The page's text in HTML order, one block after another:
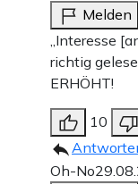
Melden
„Interesse
richtig
ERHÖHT!
10
Oh-No